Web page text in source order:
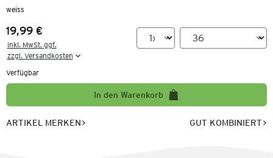
weiss
Preis:
19,99 €
inkl. MwSt. ggf.
zzgl. Versandkosten
Verfügbar
In den Warenkorb
ARTIKEL MERKEN GUT KOMBINIERT